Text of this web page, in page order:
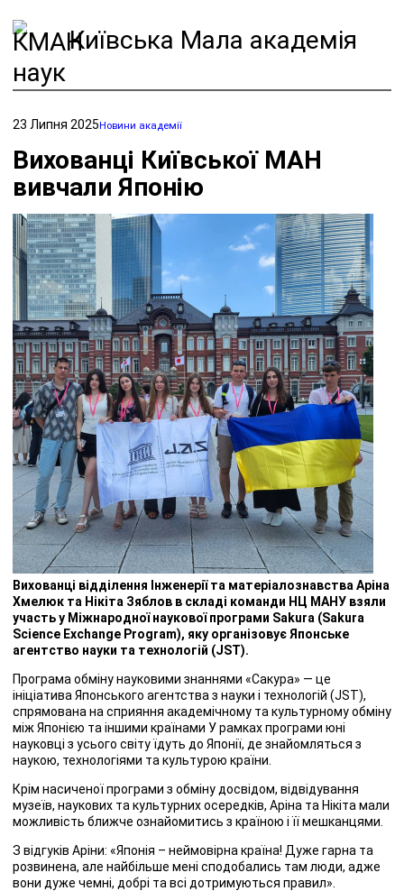
Київська Мала академія
наук
23 Липня 2025Новини академії
Вихованці Київської МАН
вивчали Японію
Вихованці відділення Інженерії та матеріалознавства Аріна
Хмелюк та Нікіта Зяблов в складі команди НЦ МАНУ взяли
участь у Міжнародної наукової програми Sakura (Sakura
Science Exchange Program), яку організовує Японське
агентство науки та технологій (JST).
Програма обміну науковими знаннями «Сакура» — це
ініціатива Японського агентства з науки і технологій (JST),
спрямована на сприяння академічному та культурному обміну
між Японією та іншими країнами У рамках програми юні
науковці з усього світу їдуть до Японії, де знайомляться з
наукою, технологіями та культурою країни.
Крім насиченої програми з обміну досвідом, відвідування
музеїв, наукових та культурних осередків, Аріна та Нікіта мали
можливість ближче ознайомитись з країною і її мешканцями.
З відгуків Аріни: «Японія – неймовірна країна! Дуже гарна та
розвинена, але найбільше мені сподобались там люди, адже
вони дуже чемні, добрі та всі дотримуються правил».